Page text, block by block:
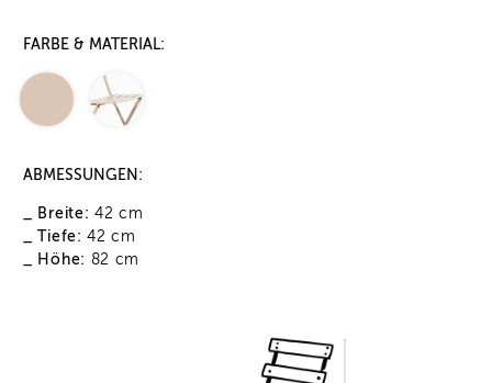
FARBE & MATERIAL:
ABMESSUNGEN:
_ Breite: 42 cm
_ Tiefe: 42 cm
_ Höhe: 82 cm